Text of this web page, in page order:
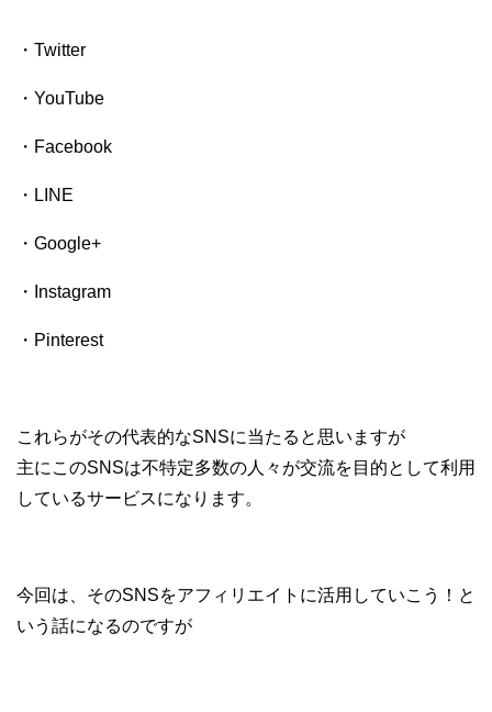
・Twitter
・YouTube
・Facebook
・LINE
・Google+
・Instagram
・Pinterest
これらがその代表的なSNSに当たると思いますが
主にこのSNSは不特定多数の人々が交流を目的として利用
しているサービスになります。
今回は、そのSNSをアフィリエイトに活用していこう！と
いう話になるのですが